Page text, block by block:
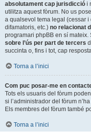
absolutament cap jurisdicció i
utilitza aquest fòrum. No us
a qualsevol tema legal (cessar
difamatoris, etc.) no relacionat
programari phpBB en sí
sobre l’ús per part de tercers
succinta o, fins i tot, cap
Torna a l’inici
Com puc posar-me en
Tots els usuaris del fòrum
si l’administrador del fòrum
Els membres del fòrum també
Torna a l’inici